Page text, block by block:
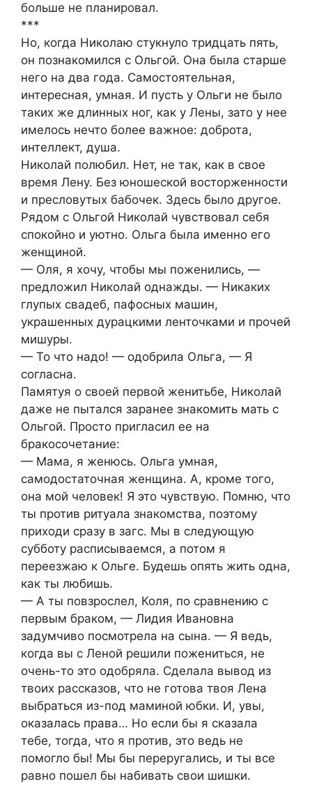
больше не планировал.
***
Но, когда Николаю стукнуло тридцать пять,
он познакомился с Ольгой. Она была старше
него на два года. Самостоятельная,
интересная, умная. И пусть у Ольги не было
таких же длинных ног, как у Лены, зато у нее
имелось нечто более важное: доброта,
интеллект, душа.
Николай полюбил. Нет, не так, как в свое
время Лену. Без юношеской восторженности
и пресловутых бабочек. Здесь было другое.
Рядом с Ольгой Николай чувствовал себя
спокойно и уютно. Ольга была именно его
женщиной.
— Оля, я хочу, чтобы мы поженились, —
предложил Николай однажды. — Никаких
глупых свадеб, пафосных машин,
украшенных дурацкими ленточками и прочей
мишуры.
— То что надо! — одобрила Ольга, — Я
согласна.
Памятуя о своей первой женитьбе, Николай
даже не пытался заранее знакомить мать с
Ольгой. Просто пригласил ее на
бракосочетание:
— Мама, я женюсь. Ольга умная,
самодостаточная женщина. А, кроме того,
она мой человек! Я это чувствую. Помню, что
ты против ритуала знакомства, поэтому
приходи сразу в загс. Мы в следующую
субботу расписываемся, а потом я
переезжаю к Ольге. Будешь опять жить одна,
как ты любишь.
— А ты повзрослел, Коля, по сравнению с
первым браком, — Лидия Ивановна
задумчиво посмотрела на сына. — Я ведь,
когда вы с Леной решили пожениться, не
очень-то это одобряла. Сделала вывод из
твоих рассказов, что не готова твоя Лена
выбраться из-под маминой юбки. И, увы,
оказалась права… Но если бы я сказала
тебе, тогда, что я против, это ведь не
помогло бы! Мы бы переругались, и ты все
равно пошел бы набивать свои шишки.